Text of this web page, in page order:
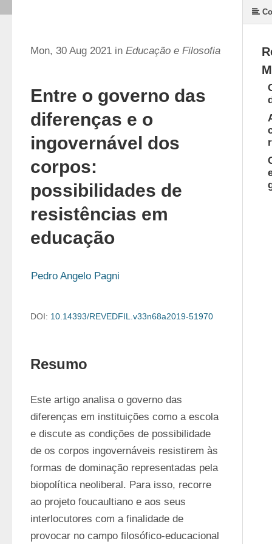
Mon, 30 Aug 2021 in Educação e Filosofia
Entre o governo das
diferenças e o
ingovernável dos
corpos:
possibilidades de
resistências em
educação
Pedro Angelo Pagni
DOI: 10.14393/REVEDFIL.v33n68a2019-51970
Resumo
Este artigo analisa o governo das
diferenças em instituições como a escola
e discute as condições de possibilidade
de os corpos ingovernáveis resistirem às
formas de dominação representadas pela
biopolítica neoliberal. Para isso, recorre
ao projeto foucaultiano e aos seus
interlocutores com a finalidade de
provocar no campo filosófico-educacional